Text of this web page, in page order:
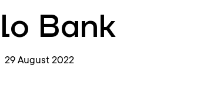
Bank
29 August 2022